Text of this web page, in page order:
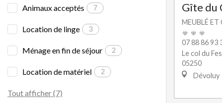
Animaux acceptés 7
Location de linge 3
Ménage en fin de séjour 2
Location de matériel 2
Tout afficher (7)
Gîte du
MEUBLÉ ET
07 88 86 93
Le col du
05250
Dévoluy